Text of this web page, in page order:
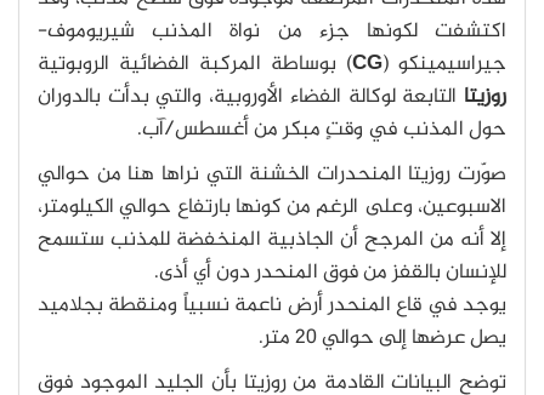
اكتشفت لكونها جزء من نواة المذنب شيريوموف-
جيراسيمينكو (CG) بوساطة المركبة الفضائية الروبوتية
روزيتا التابعة لوكالة الفضاء الأوروبية، والتي بدأت بالدوران
حول المذنب في وقتٍ مبكر من أغسطس/آب.
صوّرت روزيتا المنحدرات الخشنة التي نراها هنا من حوالي
الاسبوعين، وعلى الرغم من كونها بارتفاع حوالي الكيلومتر،
إلا أنه من المرجح أن الجاذبية المنخفضة للمذنب ستسمح
للإنسان بالقفز من فوق المنحدر دون أي أذى.
يوجد في قاع المنحدر أرض ناعمة نسبياً ومنقطة بجلاميد
يصل عرضها إلى حوالي 20 متر.
توضح البيانات القادمة من روزيتا بأن الجليد الموجود فوق